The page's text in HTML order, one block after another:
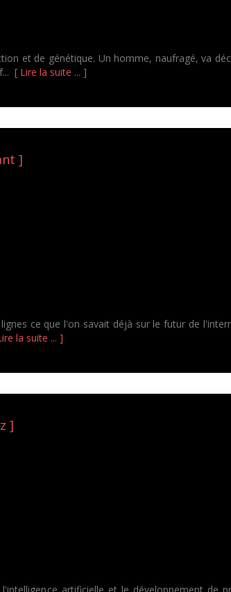
et de génétique. Un homme, naufragé, va
[ Lire la suite ... ]
]
ce que l'on savait déjà sur le futur de
la suite ... ]
]